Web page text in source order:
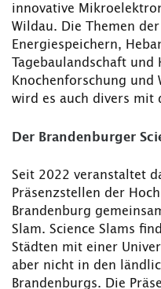
innovative
Wildau. Die Themen
Energiespeichern,
Tagebaulandschaft
Knochenforschung und
wird es auch divers mit
Der Brandenburger
Seit 2022 veranstaltet
Präsenzstellen der
Brandenburg
Slam. Science Slams
Städten mit einer
aber nicht in den
Brandenburgs. Die